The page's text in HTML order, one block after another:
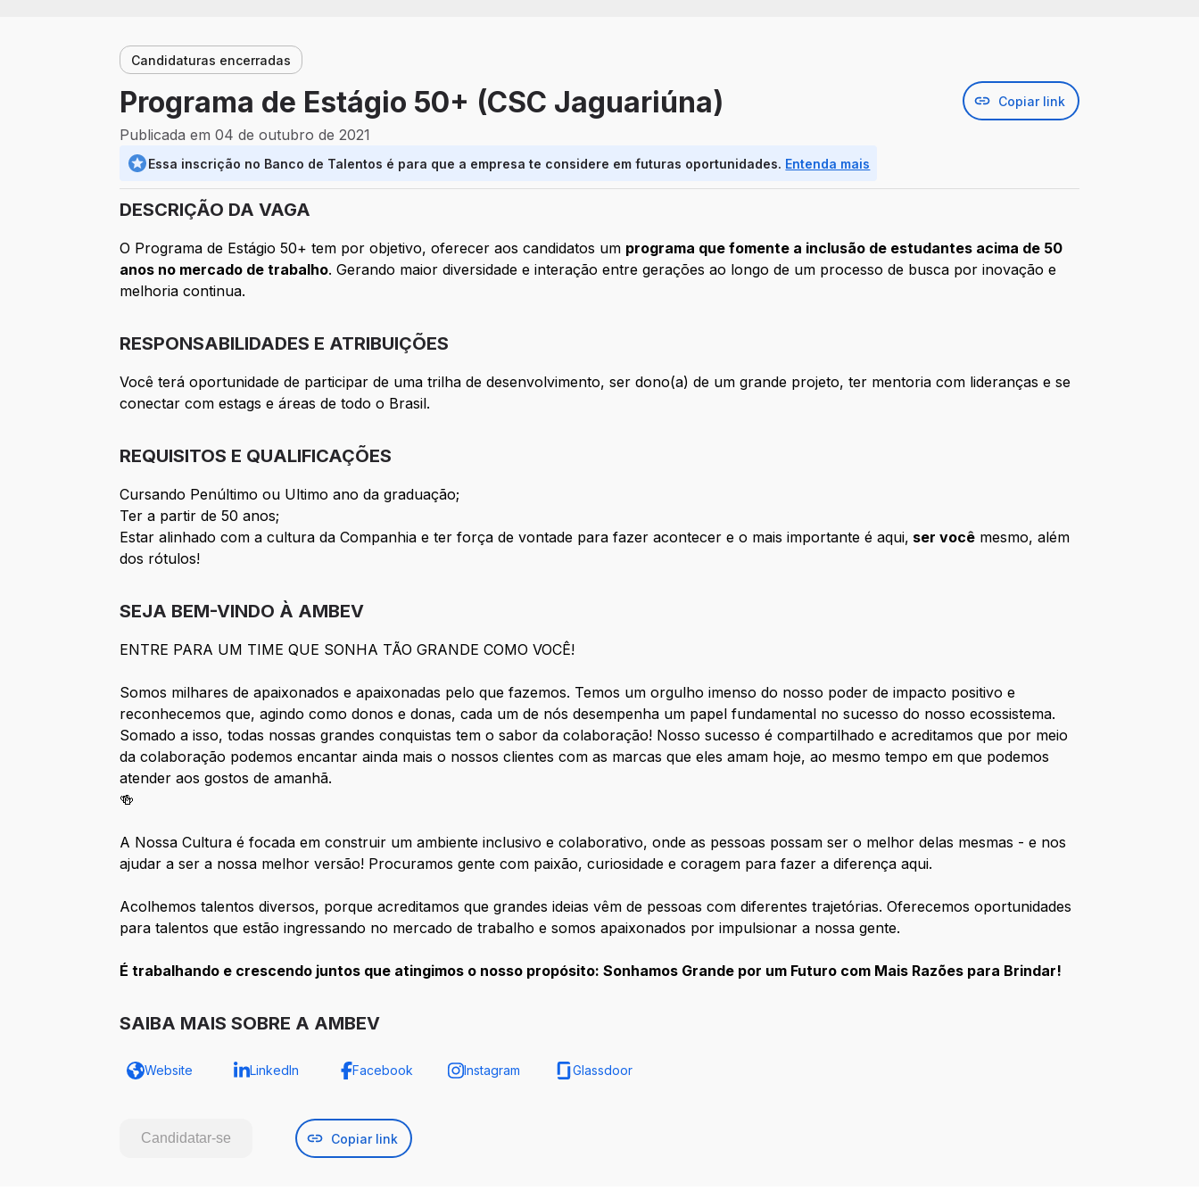
Candidaturas encerradas
Programa de Estágio 50+ (CSC Jaguariúna) Copiar link
Publicada em 04 de outubro de 2021
Essa inscrição no Banco de Talentos é para que a empresa te considere em futuras oportunidades. Entenda mais
DESCRIÇÃO DA VAGA
O Programa de Estágio 50+ tem por objetivo, oferecer aos candidatos um programa que fomente a inclusão de estudantes acima de 50
anos no mercado de trabalho. Gerando maior diversidade e interação entre gerações ao longo de um processo de busca por inovação e
melhoria continua.
RESPONSABILIDADES E ATRIBUIÇÕES
Você terá oportunidade de participar de uma trilha de desenvolvimento, ser dono(a) de um grande projeto, ter mentoria com lideranças e se
conectar com estags e áreas de todo o Brasil.
REQUISITOS E QUALIFICAÇÕES
Cursando Penúltimo ou Ultimo ano da graduação;
Ter a partir de 50 anos;
Estar alinhado com a cultura da Companhia e ter força de vontade para fazer acontecer eo mais importante é aqui, ser você mesmo, além
dos rótulos!
SEJA BEM-VINDO À AMBEV
ENTRE PARA UM TIME QUE SONHA TÃO GRANDE COMO VOCÊ!
Somos milhares de apaixonados e apaixonadas pelo que fazemos. Temos um orgulho imenso do nosso poder de impacto positivo e
reconhecemos que, agindo como donos e donas, cada um de nós desempenha um papel fundamental no sucesso do nosso ecossistema.
Somado a isso, todas nossas grandes conquistas tem o sabor da colaboração! Nosso sucesso é compartilhado e acreditamos que por meio
da colaboração podemos encantar ainda mais o nossos clientes com as marcas que eles amam hoje, ao mesmo tempo em que podemos
atender aos gostos de amanhã.
🍻
A Nossa Cultura é focada em construir um ambiente inclusivo e colaborativo, onde as pessoas possam ser o melhor delas mesmas - e nos
ajudar a ser a nossa melhor versão! Procuramos gente com paixão, curiosidade e coragem para fazer a diferença aqui.
Acolhemos talentos diversos, porque acreditamos que grandes ideias vêm de pessoas com diferentes trajetórias. Oferecemos oportunidades
para talentos que estão ingressando no mercado de trabalho e somos apaixonados por impulsionar a nossa gente.
É trabalhando e crescendo juntos que atingimos o nosso propósito: Sonhamos Grande por um Futuro com Mais Razões para Brindar!
SAIBA MAIS SOBRE A AMBEV
Website LinkedIn Facebook Instagram Glassdoor
Candidatar-se Copiar link